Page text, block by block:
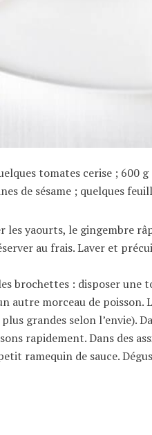
tomates cerise ; 600
de sésame ; quelques
les yaourts, le gingembre
au frais. Laver et
brochettes : disposer une
autre morceau de poisson.
grandes selon l’envie).
rapidement. Dans des
ramequin de sauce.